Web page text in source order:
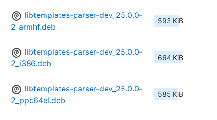
libtemplates-parser-dev_25.0.0-
2_armhf.deb
593 KiB
libtemplates-parser-dev_25.0.0-
2_i386.deb
664 KiB
libtemplates-parser-dev_25.0.0-
2_ppc64el.deb
585 KiB